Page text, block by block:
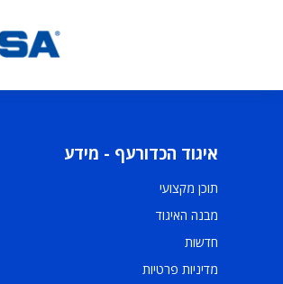
איגוד הכדורעף - מידע
תוכן מקצועי
מבנה האיגוד
חדשות
מדיניות פרטיות